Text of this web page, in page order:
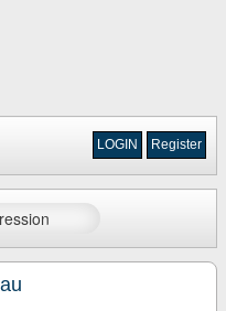
Register
LOGIN